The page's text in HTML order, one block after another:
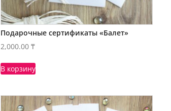
Подарочные сертификаты «Балет»
2,000.00₸
В корзину